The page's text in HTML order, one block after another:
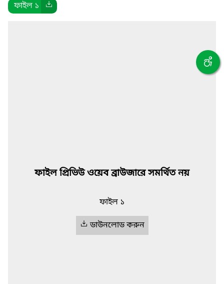
ফাইল ১
ফাইল প্রিভিউ ওয়েব ব্রাউজারে সমর্থিত নয়
ফাইল ১
ডাউনলোড করুন